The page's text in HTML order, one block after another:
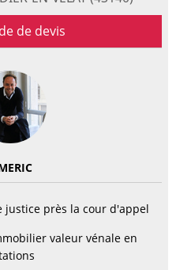
de devis
justice près la cour d'appel
valeur vénale en